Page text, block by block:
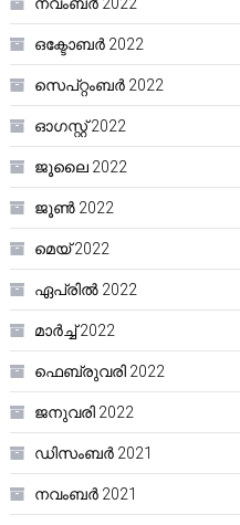
ഒക്ടോബർ 2022
സെപ്റ്റംബർ 2022
ഓഗസ്റ്റ്‌ 2022
ജൂലൈ 2022
ജൂൺ 2022
മെയ്‌ 2022
ഏപ്രിൽ 2022
മാർച്ച്‌ 2022
ഫെബ്രുവരി 2022
ജനുവരി 2022
ഡിസംബർ 2021
നവംബർ 2021